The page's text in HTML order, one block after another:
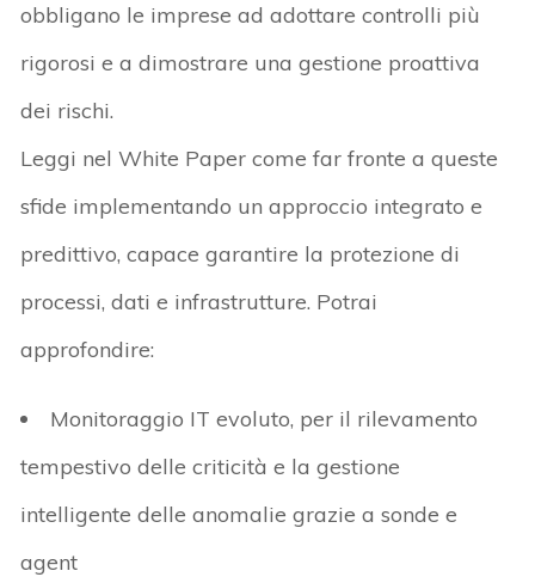
obbligano le imprese ad adottare controlli più
rigorosi e a dimostrare unagestione proattiva
dei rischi.
Leggi nel White Papercome farfronte a queste
sfide implementando un approccio integrato e
predittivo, capacegarantire la protezione di
processi, dati e infrastrutture. Potrai
approfondire:
Monitoraggio IT evoluto, per il rilevamento
tempestivo delle criticità e lagestione
intelligente delle anomalie grazie a sonde e
agent